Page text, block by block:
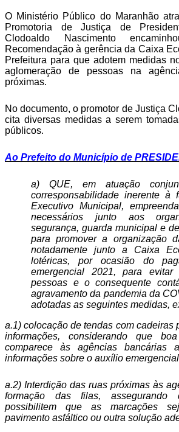
O Ministério Público do Maranhão
Promotoria de Justiça de
Clodoaldo Nascimento
Recomendação à gerência da Caixa
Prefeitura para que adotem medidas
aglomeração de pessoas na
próximas.
No documento, o promotor de Justiça
cita diversas medidas a serem
públicos.
Ao Prefeito do Município de
a) QUE, em atuação
corresponsabilidade inerente à
Executivo Municipal,
necessários junto aos
segurança, guarda municipal e
para promover a organização
notadamente junto a Caixa
lotéricas, por ocasião do
emergencial 2021, para
pessoas e o consequente
agravamento da pandemia da
adotadas as seguintes medidas,
a.1) colocação de tendas com cadeiras
informações, considerando que
comparece às agências bancárias
informações sobre o auxílio
a.2) Interdição das ruas próximas às
formação das filas, assegurando
possibilitem que as marcações
pavimento asfáltico ou outra solução